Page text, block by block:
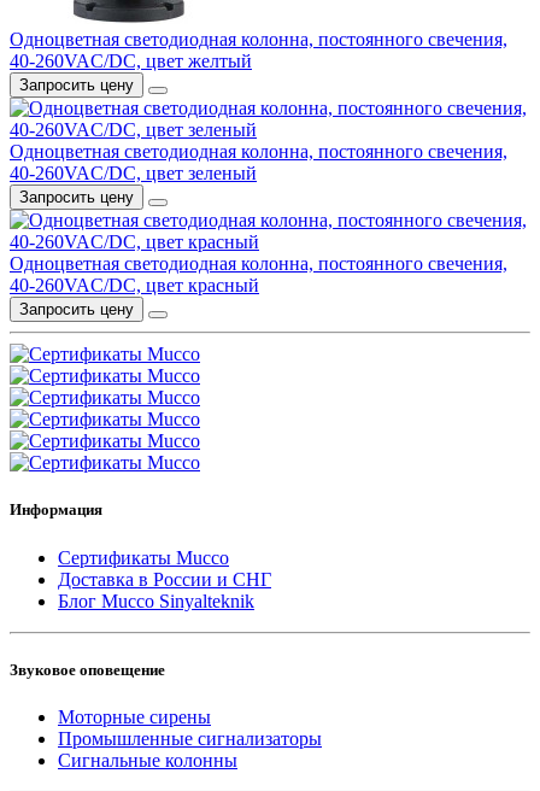
Одноцветная светодиодная колонна, постоянного свечения,
40-260VAC/DC, цвет желтый
Запросить цену
Одноцветная светодиодная колонна, постоянного свечения,
40-260VAC/DC, цвет зеленый
Запросить цену
Одноцветная светодиодная колонна, постоянного свечения,
40-260VAC/DC, цвет красный
Запросить цену
Информация
Сертификаты Mucco
Доставка в России и СНГ
Блог Mucco Sinyalteknik
Звуковое оповещение
Моторные сирены
Промышленные сигнализаторы
Сигнальные колонны